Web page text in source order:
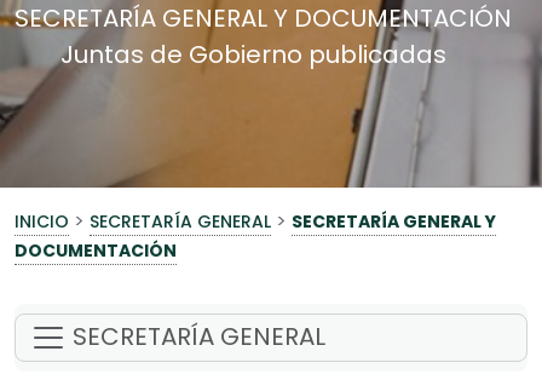
SECRETARÍA GENERAL Y DOCUMENTACIÓN
Juntas de Gobierno publicadas
INICIO > SECRETARÍA GENERAL > SECRETARÍA GENERAL Y
DOCUMENTACIÓN
SECRETARÍA GENERAL